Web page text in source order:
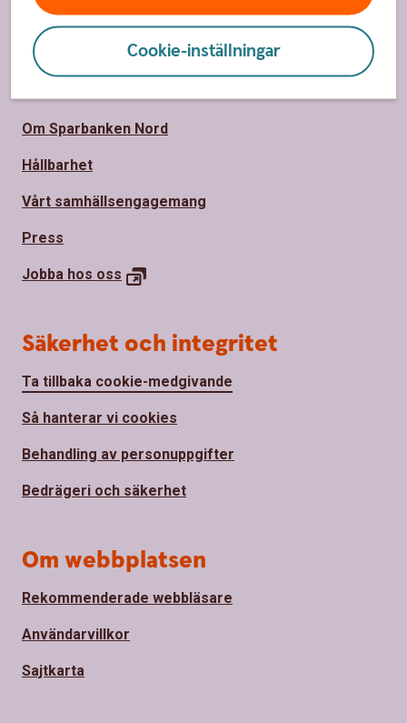
Cookie-inställningar
Priser, räntor och kurser
Om oss
Om Sparbanken Nord
Hållbarhet
Vårt samhällsengagemang
Press
Jobba hos oss
Säkerhet och integritet
Ta tillbaka cookie-medgivande
Så hanterar vi cookies
Behandling av personuppgifter
Bedrägeri och säkerhet
Om webbplatsen
Rekommenderade webbläsare
Användarvillkor
Sajtkarta